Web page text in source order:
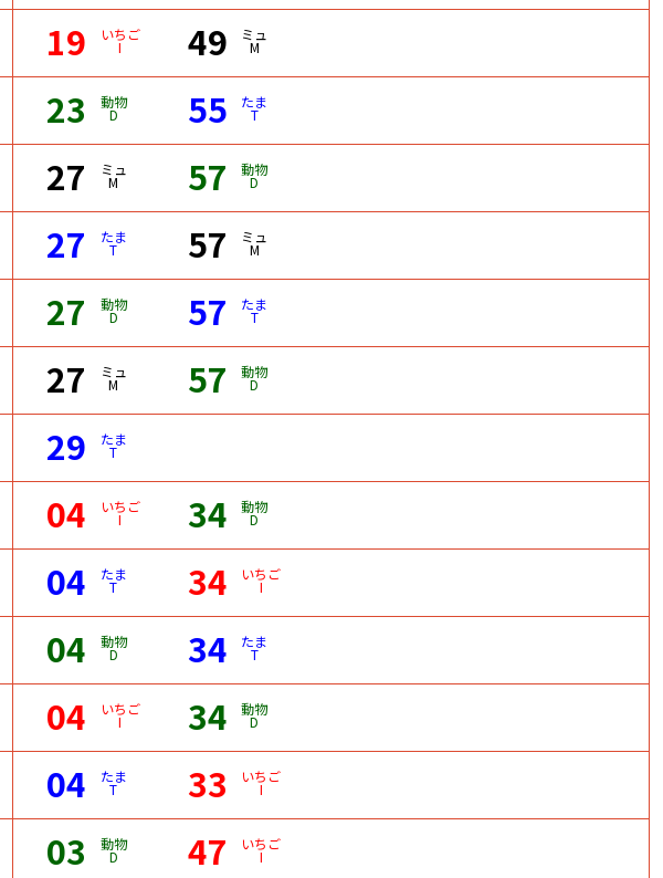
19 いちご
I 49 ミュ
M
23 動物
D 55 たま
T
27 ミュ
M 57 動物
D
27 たま
T 57 ミュ
M
27 動物
D 57 たま
T
27 ミュ
M 57 動物
D
29 たま
T
04 いちご
I 34 動物
D
04 たま
T 34 いちご
I
04 動物
D 34 たま
T
04 いちご
I 34 動物
D
04 たま
T 33 いちご
I
03 動物
D 47 いちご
I